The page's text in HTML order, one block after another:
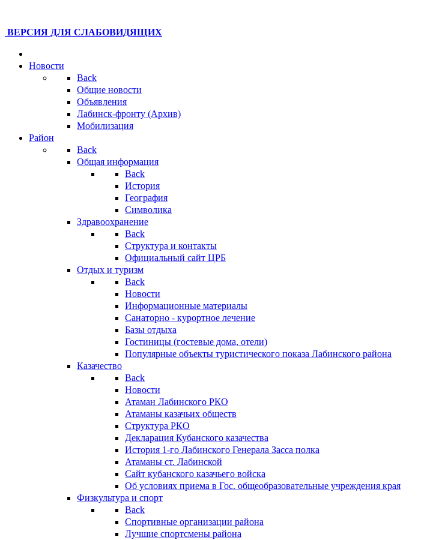
ВЕРСИЯ ДЛЯ СЛАБОВИДЯЩИХ
Новости
Back
Общие новости
Объявления
Лабинск-фронту (Архив)
Мобилизация
Район
Back
Общая информация
Back
История
География
Символика
Здравоохранение
Back
Структура и контакты
Официальный сайт ЦРБ
Отдых и туризм
Back
Новости
Информационные материалы
Санаторно - курортное лечение
Базы отдыха
Гостиницы (гостевые дома, отели)
Популярные объекты туристического показа Лабинского района
Казачество
Back
Новости
Атаман Лабинского РКО
Атаманы казачьих обществ
Структура РКО
Декларация Кубанского казачества
История 1-го Лабинского Генерала Засса полка
Атаманы ст. Лабинской
Cайт кубанского казачьего войска
Об условиях приема в Гос. общеобразовательные учреждения края
Физкультура и спорт
Back
Спортивные организации района
Лучшие спортсмены района